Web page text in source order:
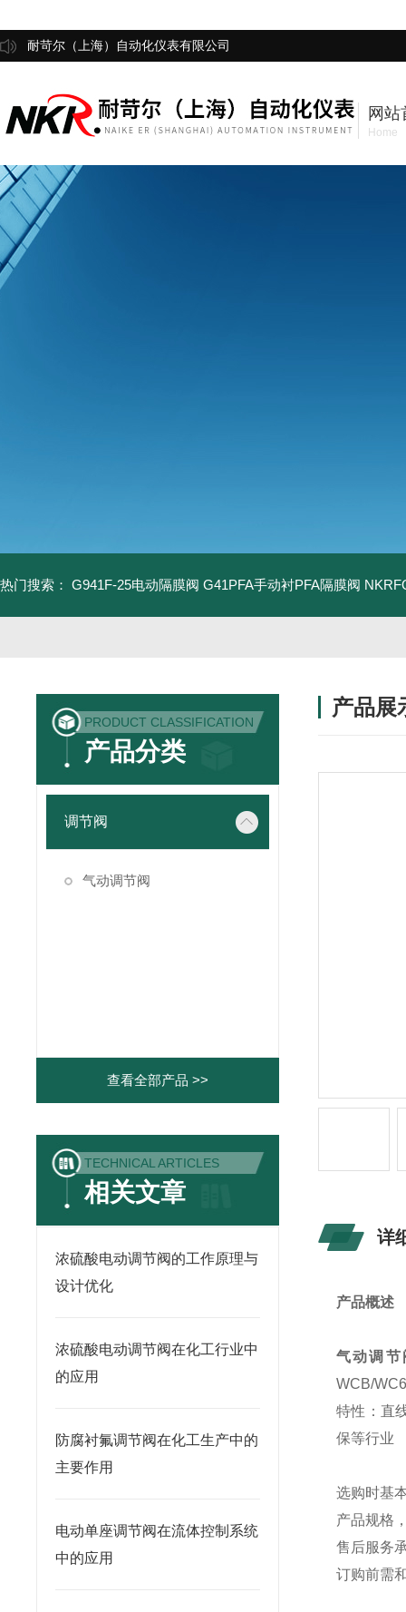
耐苛尔（上海）自动化仪表有限公司
网站
Home
热门搜索： G941F-25电动隔膜阀 G41PFA手动衬PFA隔膜阀
PRODUCT CLASSIFICATION
产品分类
调节阀
气动调节阀
查看全部产品 >>
TECHNICAL ARTICLES
相关文章
浓硫酸电动调节阀的工作原理与
设计优化
浓硫酸电动调节阀在化工行业中
的应用
防腐衬氟调节阀在化工生产中的
主要作用
电动单座调节阀在流体控制系统
中的应用
产品展
详
产品概述
气动调节
WCB/
特性：直
保等行业
选购时基
产品规格
售后服务
订购前需